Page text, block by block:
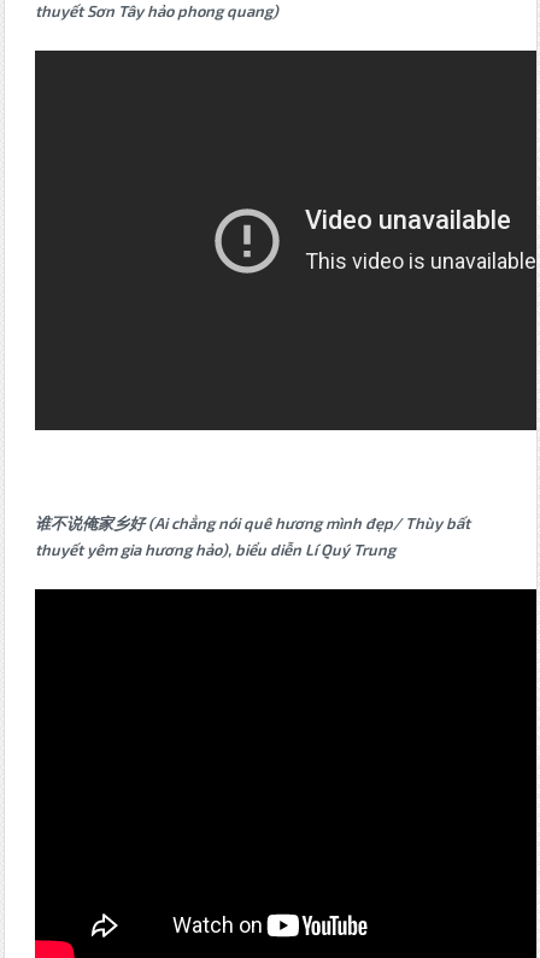
thuyết Sơn Tây hảo phong quang)
谁不说俺家乡好 (Ai chẳng nói quê hương mình đẹp/ Thùy bất
thuyết yêm gia hương hảo), biểu diễn Lí Quý Trung